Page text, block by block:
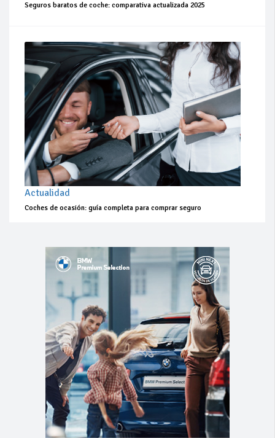
Seguros baratos de coche: comparativa actualizada 2025
Actualidad
Coches de ocasión: guía completa para comprar seguro